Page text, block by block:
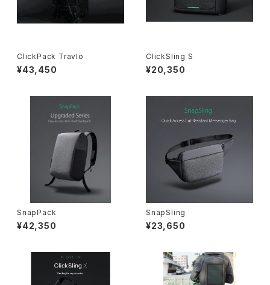
ClickPack Travlo
¥43,450
ClickSling S
¥20,350
SnapPack
¥42,350
SnapSling
¥23,650